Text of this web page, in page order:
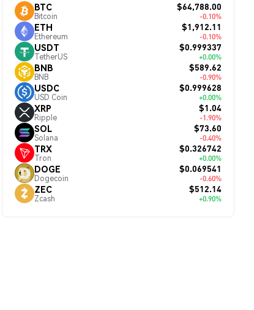
BTC
Bitcoin
$64,788.00
-0.10%
ETH
Ethereum
$1,912.11
-0.10%
USDT
TetherUS
$0.999337
+0.00%
BNB
BNB
$589.62
-0.90%
USDC
USD Coin
$0.999628
+0.00%
XRP
Ripple
$1.04
-1.90%
SOL
Solana
$73.60
-0.40%
TRX
Tron
$0.326742
+0.00%
DOGE
Dogecoin
$0.069541
-0.60%
ZEC
Zcash
$512.14
+0.90%